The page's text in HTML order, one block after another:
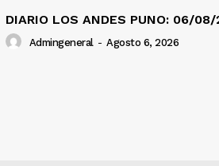
DIARIO LOS ANDES PUNO: 06/08/
Admingeneral - Agosto 6, 2026